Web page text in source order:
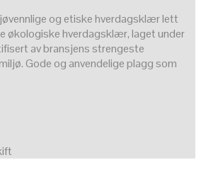
og etiske hverdagsklær lett
økologiske hverdagsklær, laget under
av bransjens strengeste
Gode og anvendelige plagg som